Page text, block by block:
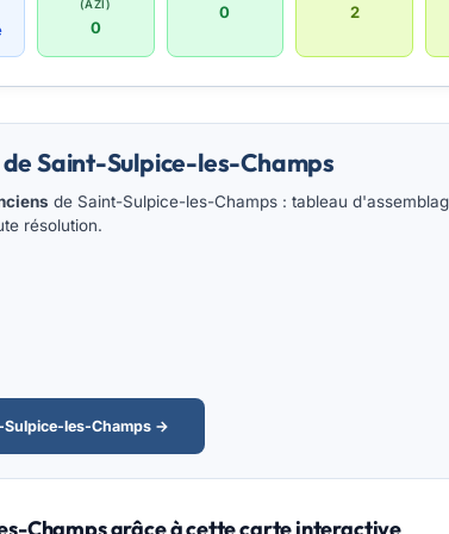
(AZI)
0
0 2
Saint-Sulpice-les-Champs
de Saint-Sulpice-les-Champs : tableau
résolution.
Sulpice-les-Champs →
Champs grâce à cette carte interactive